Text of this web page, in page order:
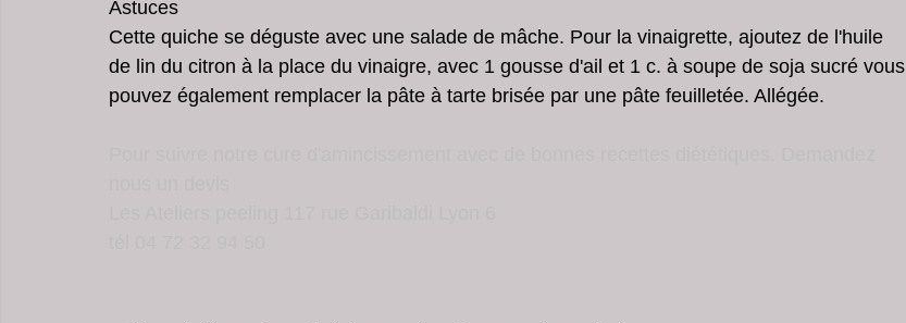
Astuces
Cette quiche se déguste avec une salade de mâche. Pour la vinaigrette, ajoutez de l'huile
de lin du citron à la place du vinaigre, avec 1 gousse d'ail et 1 c. à soupe de soja sucré vous
pouvez également remplacer la pâte à tarte brisée par une pâte feuilletée. Allégée.